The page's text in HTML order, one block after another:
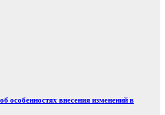
особенностях внесения изменений в